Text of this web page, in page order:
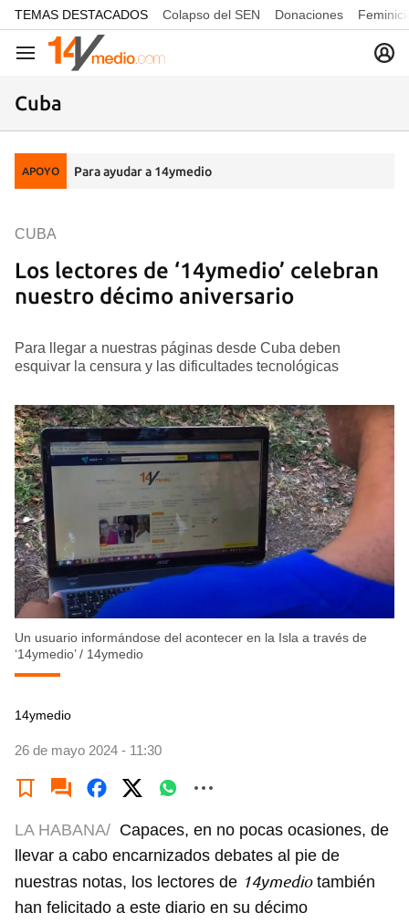
common.go-to-content
TEMAS DESTACADOS Colapso del SEN Donaciones
Navegación
Cuba
APOYO Para ayudar a 14ymedio
Los lectores de ‘14ymedio’ celebran
nuestro décimo aniversario
CUBA
Para llegar a nuestras páginas desde Cuba deben
esquivar la censura y las dificultades tecnológicas
Un usuario informándose del acontecer en la Isla a través de
‘14ymedio’/ 14ymedio
14ymedio
26 de mayo 2024 - 11:30
LA HABANA/ Capaces, en no pocas ocasiones, de
llevar a cabo encarnizados debates al pie de
nuestras notas, los lectores de 14ymediotambién
han felicitado a este diario en su décimo